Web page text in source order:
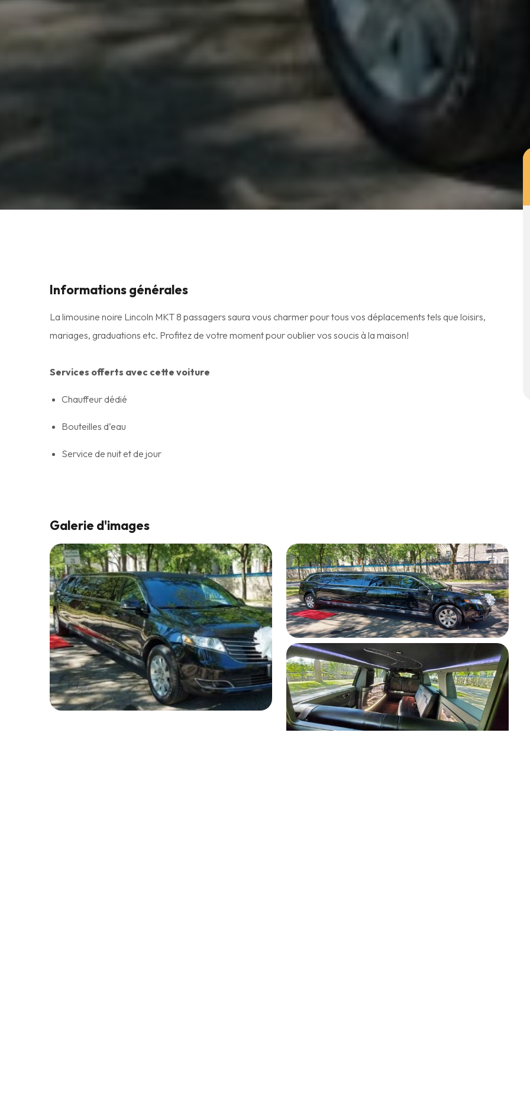
Informations générales
La limousine noire Lincoln MKT 8 passagers saura vous charmer pour tous vos déplacements tels que loisirs,
mariages, graduations etc. Profitez de votre moment pour oublier vos soucis à la maison!
Services offerts avec cette voiture
Chauffeur dédié
Bouteilles d’eau
Service de nuit et de jour
Galerie d'images